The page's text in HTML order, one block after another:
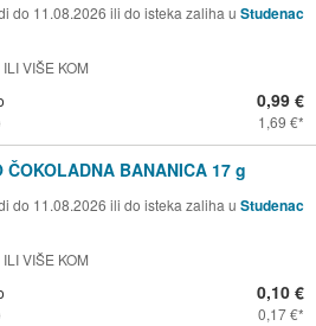
do 11.08.2026 ili do isteka zaliha u Studenac
VIŠE KOM
0,99 €
1,69 €
ČOKOLADNA BANANICA 17 g
do 11.08.2026 ili do isteka zaliha u Studenac
VIŠE KOM
0,10 €
0,17 €